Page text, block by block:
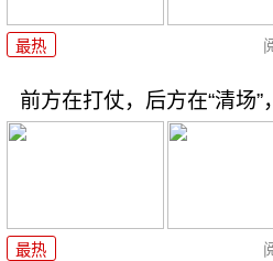
最热
前方在打仗，后方在“清场”
最热